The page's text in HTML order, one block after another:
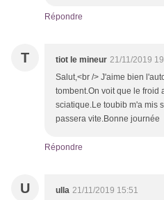
Répondre
T tiot le mineur 21/11/2019
Salut,<br /> J'aime bien
tombent.On voit que le froid
sciatique.Le toubib m'a mis
passera vite.Bonne journée
Répondre
U ulla 21/11/2019 15:51